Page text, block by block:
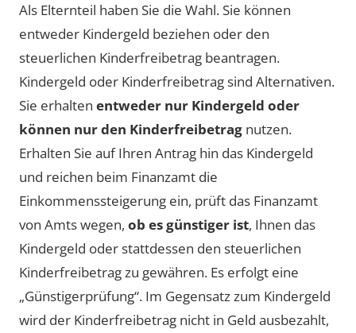
Als Elternteil haben Sie die Wahl. Sie können
entweder Kindergeld beziehen oder den
steuerlichen Kinderfreibetrag beantragen.
Kindergeld oder Kinderfreibetrag sind Alternativen.
Sie erhalten entweder nur Kindergeld oder
können nur den Kinderfreibetrag nutzen.
Erhalten Sie auf Ihren Antrag hin das Kindergeld
und reichen beim Finanzamt die
Einkommenssteigerung ein, prüft das Finanzamt
von Amts wegen, ob es günstiger ist, Ihnen das
Kindergeld oder stattdessen den steuerlichen
Kinderfreibetrag zu gewähren. Es erfolgt eine
„Günstigerprüfung“. Im Gegensatz zum Kindergeld
wird der Kinderfreibetrag nicht in Geld ausbezahlt,